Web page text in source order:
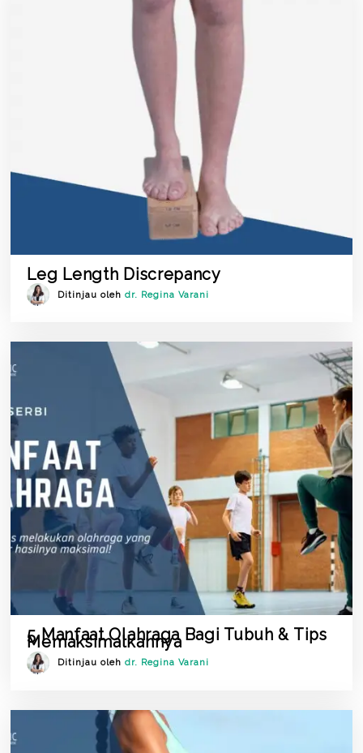
Leg Length Discrepancy
Ditinjau olehdr. Regina Varani
5 Manfaat Olahraga Bagi Tubuh & Tips
Memaksimalkannya
Ditinjau olehdr. Regina Varani